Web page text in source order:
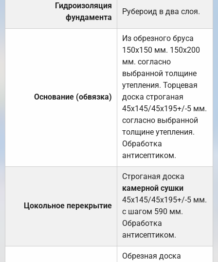
Гидроизоляция
фундамента
Рубероид в два слоя.
Основание (обвязка)
Из обрезного бруса
150х150 мм. 150х200
мм. согласно
выбранной толщине
утепления. Торцевая
доска строганая
45х145/45х195+/-5 мм.
согласно выбранной
толщине утепления.
Обработка
антисептиком.
Цокольное перекрытие
Строганая доска
камерной сушки
45х145/45х195+/-5 мм.
с шагом 590 мм.
Обработка
антисептиком.
Обрезная доска